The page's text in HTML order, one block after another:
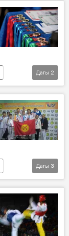
Дагы 2
Дагы 3